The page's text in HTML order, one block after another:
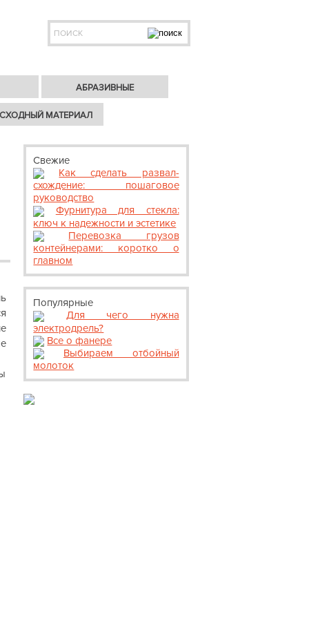
АБРАЗИВНЫЕ
МАТЕРИАЛ
Свежие
Как сделать развал-
схождение: пошаговое
руководство
Фурнитура для стекла:
ключ к надежности и эстетике
Перевозка грузов
контейнерами: коротко о
главном
Популярные
Для чего нужна
электродрель?
Все о фанере
Выбираем отбойный
молоток